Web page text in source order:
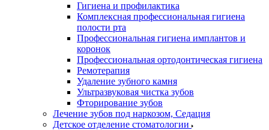
Гигиена и профилактика
Комплексная профессиональная гигиена
полости рта
Профессиональная гигиена имплантов и
коронок
Профессиональная ортодонтическая гигиена
Ремотерапия
Удаление зубного камня
Ультразвуковая чистка зубов
Фторирование зубов
Лечение зубов под наркозом, Седация
Детское отделение стоматологии